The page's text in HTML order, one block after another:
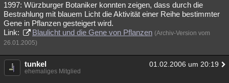
1997: Würzburger Botaniker konnten zeigen, dass durch die
Bestrahlung mit blauem Licht die Aktivität einer Reihe bestimmter
Gene in Pflanzen gesteigert wird.
Link:
Blaulicht und die Gene von Pflanzen (Archiv-Version vom
26.01.2005)
tunkel 01.02.2006 um 20:19
ehemaliges Mitglied